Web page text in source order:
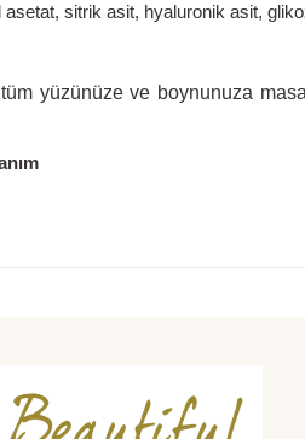
sitrik asit, hyaluronik asit,
yüzünüze ve boynunuza
Yorum Yaz